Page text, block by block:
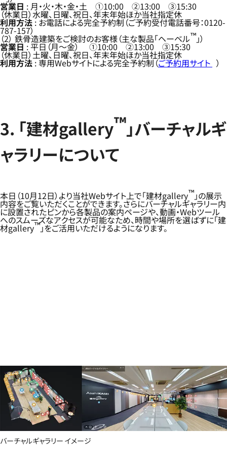
営業日 : 月・火・木・金・土 ①10:00 ②13:00 ③15:30
（休業日）水曜、日曜、祝日、年末年始ほか当社指定休
利用方法: お電話による完全予約制（ご予約受付電話番号：0120-
787-157）
（2） 鉄骨造建築をご検討のお客様（主な製品「ヘーベル™」）
営業日: 平日（月～金） ①10:00 ②13:00 ③15:30
（休業日）土曜、日曜、祝日、年末年始ほか当社指定休
利用方法: 専用Webサイトによる完全予約制（ご予約用サイト ）
3. 「建材gallery™」バーチャルギ
ャラリーについて
本日（10月12日）より当社Webサイト上で「建材gallery™」の展示
内容をご覧いただくことができます。さらにバーチャルギャラリー内
に設置されたピンから各製品の案内ページや、動画・Webツール
へのスムーズなアクセスが可能なため、時間や場所を選ばずに「建
材gallery™」をご活用いただけるようになります。
バーチャルギャラリー イメージ